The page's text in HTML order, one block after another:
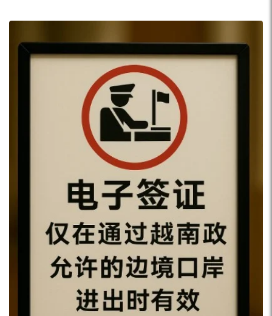
目的地感到厭倦，轉而尋求越南所提供的——豐富的文化、
善，目前在主要城市擁有國際標準的醫院和診所、先進的醫
療設備以及接受過國際培訓的醫生。這些發展使越南成為退
休人員和長期居民的理想目的地，因為他們無需前往其他地
方即可獲得優質的醫療服務。 黃金簽證對越南的戰略重要
性 Azerai 度假村的銷售與市場總監 Jimmy Tran 強調，推
出黃金簽證將標誌著越南在全球奢華酒店市場地位的關鍵轉
折點。他表示，這項提議恰逢其時且富有遠見，將越南從短
期旅遊目的地轉變為高淨值人士和尋求休閒與投資機會的全
球專業人士的長期居留地。黃金簽證的長期性為國際賓客提
供了安全感，這與高端市場的預期相符。 Jimmy Tran 認
為，從全國層面來看，這項政策將促進奢華酒店、房地產和
度假村行業的外國直接投資 (FDI)，為當地人創造大量就業
機會，並提升越南作為高端生活方式目的地的聲譽。 黃金
簽證發放的挑戰與注意事項 對於黃金簽證發放的問題，專
家也強調了潛在的風險，例如房地產價格上漲以及簽證被濫
用於洗錢。他們強調，在越南簽發黃金簽證時，必須制定嚴
格的標準並進行仔細的篩選。 亞洲旅遊發展研究所所長範
便可以不用辦了。 轉機是什麼？ 轉機是指在搭乘航班的過
程中需要在一個或多個中轉機場停留，換乘另一班航班前往
最終目的地的過程。通常情況下，轉機是因為沒有直飛航班
或直飛航班的價格太貴而選擇中轉航班。 在進行轉機時，
乘客需要在中轉機場完成登機手續、行李托運和安檢等手
續，並等待下一班航班的起飛。在某些情況下，旅客還需要
在中轉機場換乘航空公司或更換機型。 需要注意的是，轉
機的時間間隔通常是非常緊張的，因此乘客需要仔細規劃行
程，並留出足夠的時間完成所有必要的手續和等待。此外，
不同國家和地區的入境規定和手續也可能因中轉而發生變
化，因此乘客需要事先了解並遵守相關規定，以避免不必要
的麻煩。 什麼時候要轉機 通常情況下，乘客需要進行轉機
的原因有以下幾種： 在越南轉機時要不要去取行李？ 在進
行轉機時，是否需要取行李取決於您的行程和轉機機場的規
定。如果您的轉機是在同一家航空公司的航班上進行的，通
常情況下，您的行李將直接轉運到最終目的地，您無需在中
轉機場取回行李。但是，如果您的轉機涉及不同的航空公
司，或者您在中轉機場需要停留較長時間，那麼您可能需要
在中轉機場取回行李並重新托運。 此外，如果您的轉機涉